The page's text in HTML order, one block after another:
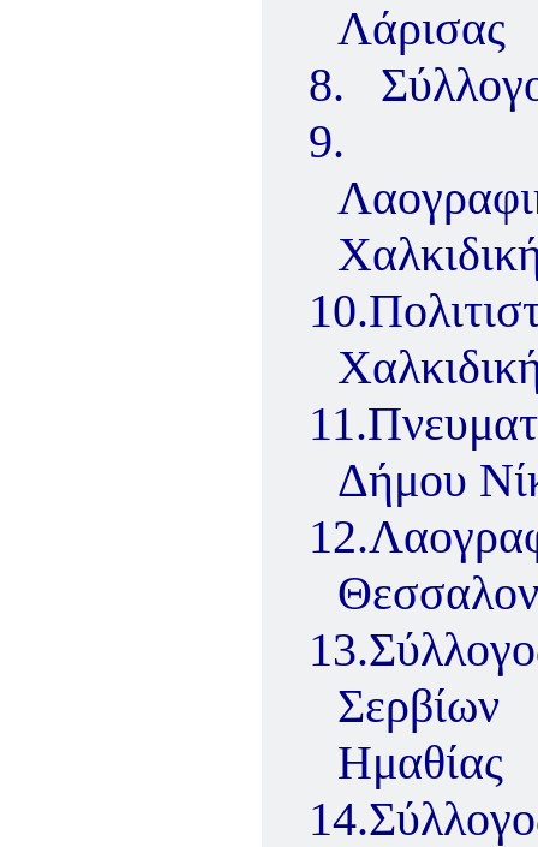
Λάρισας
8.
9.
10.
11.
Δήμου
12.
13.
Ημαθίας
14.